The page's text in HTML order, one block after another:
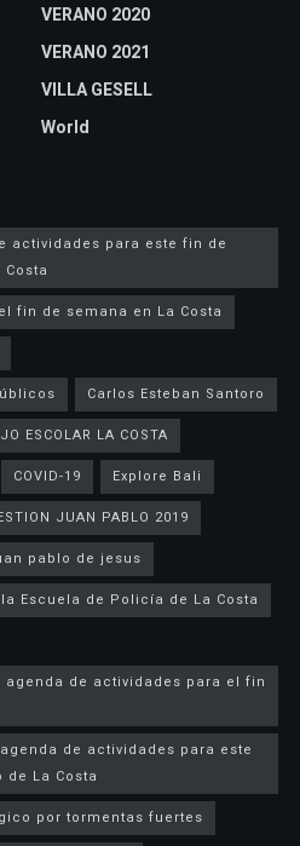
VERANO 2020
VERANO 2021
VILLA GESELL
World
actividades para este fin de
fin de semana en La Costa
Carlos Esteban Santoro
ESCOLAR LA COSTA
COVID-19
Explore Bali
JUAN PABLO 2019
pablo de jesus
agenda de actividades para el fin
de actividades para este
La Costa
por tormentas fuertes